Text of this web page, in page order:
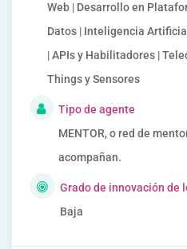
Web | Desarrollo en
Datos | Inteligencia
| APIs y Habilitadores |
Things y Sensores
Tipo de agente
MENTOR, o red de
acompañan.
Grado de innovación de
Baja